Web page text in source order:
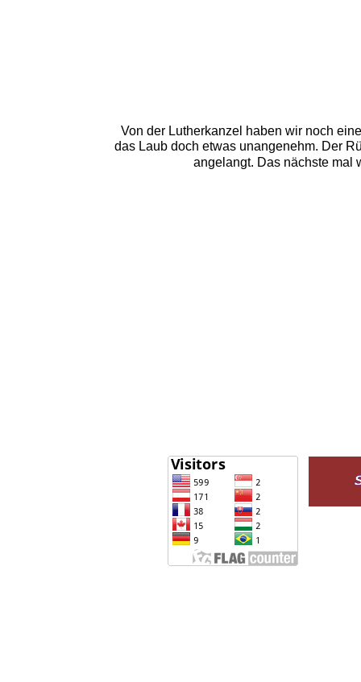
Von der Lutherkanzel haben wir noch
das Laub doch etwas unangenehm. Der
angelangt. Das nächste mal